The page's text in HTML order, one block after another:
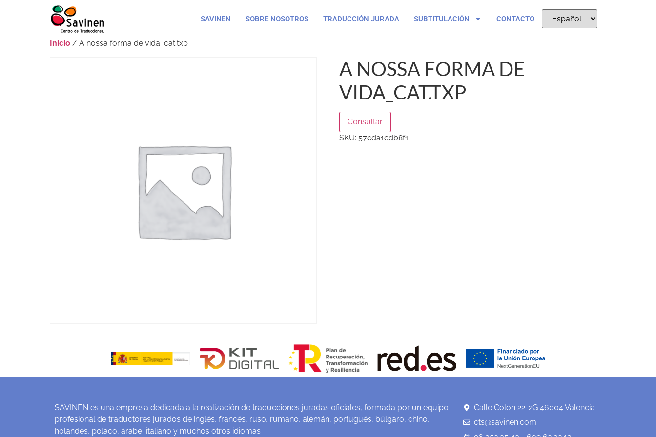
SAVINEN SOBRE NOSOTROS TRADUCCIÓN JURADA SUBTITULACIÓN CONTACTO
Inicio / A nossa forma de vida_cat.txp
A NOSSA FORMA DE
VIDA_CAT.TXP
Consultar
SKU: 57cda1cdb8f1
SAVINEN es una empresa dedicada a la realización de traducciones juradas oficiales, formada por un equipo
profesional de traductores jurados de inglés, francés, ruso, rumano, alemán, portugués, búlgaro, chino,
holandés, polaco, árabe, italiano y muchos otros idiomas
Calle Colon 22-2G 46004 Valencia
cts@savinen.com